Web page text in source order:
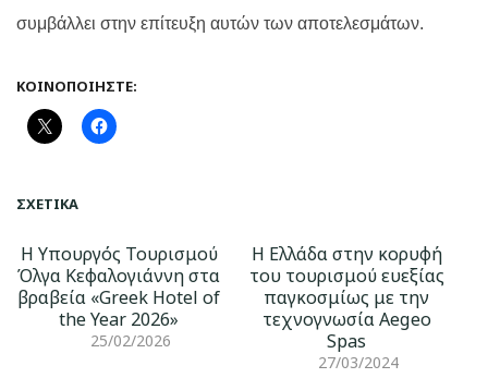
συμβάλλει στην επίτευξη αυτών των αποτελεσμάτων.
ΚΟΙΝΟΠΟΙΉΣΤΕ:
ΣΧΕΤΙΚΆ
H Υπουργός Τουρισμού
Όλγα Κεφαλογιάννη στα
βραβεία «Greek Hotel of
the Year 2026»
25/02/2026
Η Ελλάδα στην κορυφή
του τουρισμού ευεξίας
παγκοσμίως με την
τεχνογνωσία Aegeo
Spas
27/03/2024